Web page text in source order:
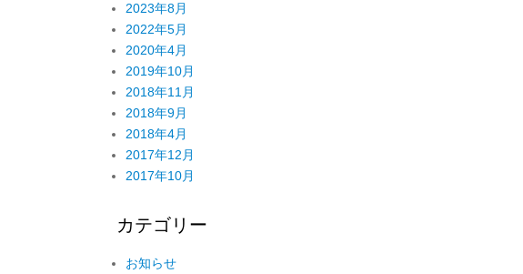
2023年8月
2022年5月
2020年4月
2019年10月
2018年11月
2018年9月
2018年4月
2017年12月
2017年10月
カテゴリー
お知らせ